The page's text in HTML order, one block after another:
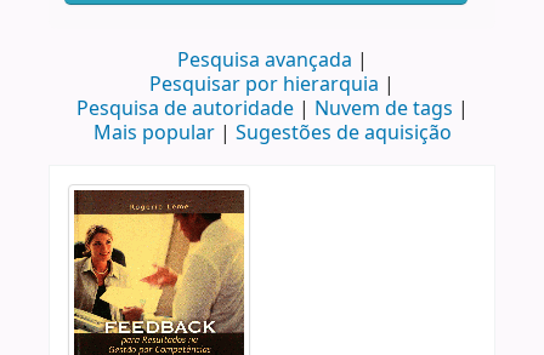
Pesquisa avançada
Pesquisar por hierarquia
Pesquisa de autoridade
Nuvem de tags
Mais popular
Sugestões de aquisição